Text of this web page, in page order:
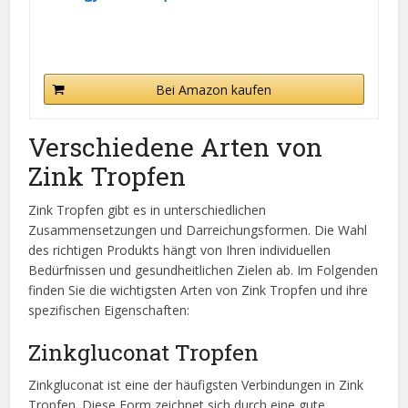
Bei Amazon kaufen
Verschiedene Arten von
Zink Tropfen
Zink Tropfen gibt es in unterschiedlichen
Zusammensetzungen und Darreichungsformen. Die Wahl
des richtigen Produkts hängt von Ihren individuellen
Bedürfnissen und gesundheitlichen Zielen ab. Im Folgenden
finden Sie die wichtigsten Arten von Zink Tropfen und ihre
spezifischen Eigenschaften:
Zinkgluconat Tropfen
Zinkgluconat ist eine der häufigsten Verbindungen in Zink